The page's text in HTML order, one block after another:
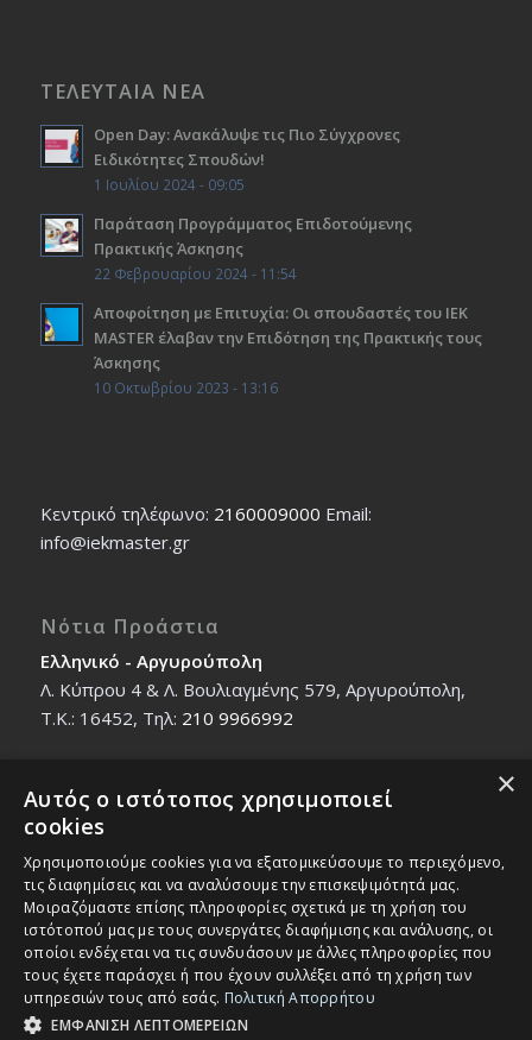
ΤΕΛΕΥΤΑΙΑ ΝΕΑ
Open Day: Ανακάλυψε τις Πιο Σύγχρονες
Ειδικότητες Σπουδών!
1 Ιουλίου 2024 - 09:05
Παράταση Προγράμματος Επιδοτούμενης
Πρακτικής Άσκησης
22 Φεβρουαρίου 2024 - 11:54
Αποφοίτηση με Επιτυχία: Οι σπουδαστές του ΙΕΚ
ΜΑSTER έλαβαν την Επιδότηση της Πρακτικής τους
Άσκησης
10 Οκτωβρίου 2023 - 13:16
Κεντρικό τηλέφωνο: 2160009000 Εmail:
info@iekmaster.gr
Νότια Προάστια
Ελληνικό - Αργυρούπολη
Λ. Κύπρου 4 & Λ. Βουλιαγμένης 579, Αργυρούπολη,
T.K.: 16452, Τηλ: 210 9966992
Βόρεια Προάστια
Νέο Ηράκλειο - Μαρούσι
Ζαλοκώστα 18 & Εμμανουήλ Παπαδάκη 12, T.K.:
14121, Τηλ:210 2712588
© Copyright - IEK MASTER -Enfold Theme by Kriesi
×
Αυτός ο ιστότοπος χρησιμοποιεί
cookies
Χρησιμοποιούμε cookies για να εξατομικεύσουμε το περιεχόμενο,
τις διαφημίσεις και να αναλύσουμε την επισκεψιμότητά μας.
Μοιραζόμαστε επίσης πληροφορίες σχετικά με τη χρήση του
ιστότοπού μας με τους συνεργάτες διαφήμισης και ανάλυσης, οι
οποίοι ενδέχεται να τις συνδυάσουν με άλλες πληροφορίες που
τους έχετε παράσχει ή που έχουν συλλέξει από τη χρήση των
υπηρεσιών τους από εσάς. Πολιτική Απορρήτου
ΕΜΦΑΝΙΣΗ ΛΕΠΤΟΜΕΡΕΙΩΝ